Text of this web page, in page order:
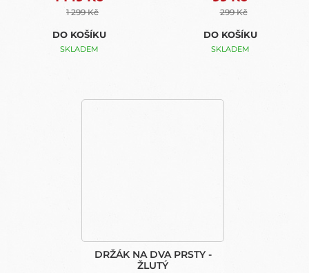
1 299 Kč
DO KOŠÍKU
SKLADEM
299 Kč
DO KOŠÍKU
SKLADEM
DRŽÁK NA DVA PRSTY -
ŽLUTÝ